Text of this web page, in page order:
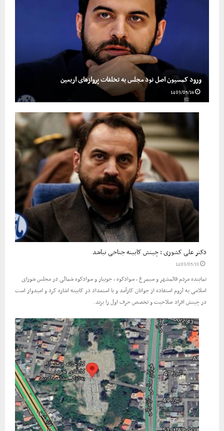
ورود کمسیون اصل نود مجلس به تخلفات پروازهای اربعین
1403/05/16
دکتر علی کشوری : چینش کابینه جناحی نباشد
1403/05/13
نماینده مردم قائمشهر و سیمرغ ، سوادکوه ، جویبار و سوادکوه شمالی در مجلس شورای
اسلامی به لزوم استفاده از جوانان کارآمد و با استعداد در کابینه اشاره کرد و امیدوار است
در چینش افراد صلاحیت و تخصص حرف اول را بزند.